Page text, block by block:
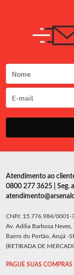
Atendimento ao
0800 277 3625 | Seg.
CNPJ: 15.776.984/0001-
Av. Adília Barbosa Neves,
Bairro do Portão, Arujá -
(RETIRADA DE
PAGUE SUAS